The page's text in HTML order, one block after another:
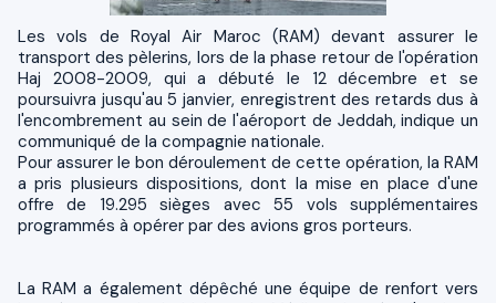
Les vols de Royal Air Maroc (RAM) devant assurer le
transport des pèlerins, lors de la phase retour de l'opération
Haj 2008-2009, qui a débuté le 12 décembre et se
poursuivra jusqu'au 5 janvier, enregistrent des retards dus à
l'encombrement au sein de l'aéroport de Jeddah, indique un
communiqué de la compagnie nationale.
Pour assurer le bon déroulement de cette opération, la RAM
a pris plusieurs dispositions, dont la mise en place d'une
offre de 19.295 sièges avec 55 vols supplémentaires
programmés à opérer par des avions gros porteurs.
La RAM a également dépêché une équipe de renfort vers